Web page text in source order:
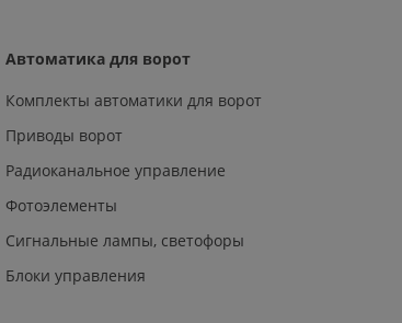
Автоматика для ворот
Комплекты автоматики для ворот
Приводы ворот
Радиоканальное управление
Фотоэлементы
Сигнальные лампы, светофоры
Блоки управления